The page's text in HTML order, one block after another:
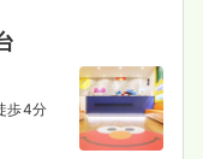
歩4分